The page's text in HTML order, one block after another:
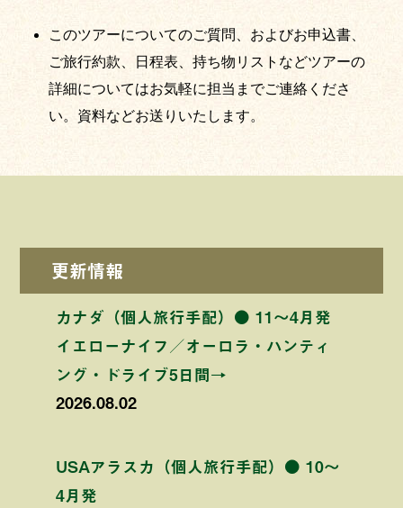
このツアーについてのご質問、およびお申込書、
ご旅行約款、日程表、持ち物リストなどツアーの
詳細についてはお気軽に担当までご連絡くださ
い。資料などお送りいたします。
更新情報
カナダ（個人旅行手配）● 11〜4月発
イエローナイフ／オーロラ・ハンティ
ング・ドライブ5日間→
2026.08.02
USAアラスカ（個人旅行手配）● 10〜
4月発